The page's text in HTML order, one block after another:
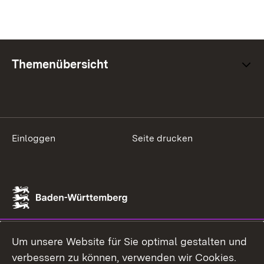
Themenübersicht
Einloggen Seite drucken
Um unsere Website für Sie optimal gestalten und
verbessern zu können, verwenden wir Cookies.